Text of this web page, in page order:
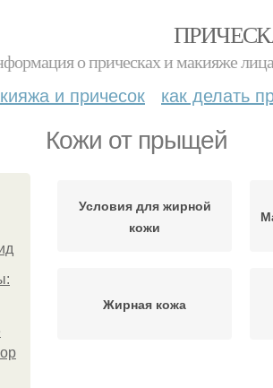
о прическах и макияже
и причесок как делать
Кожи от прыщей
Условия для жирной
кожи
Жирная кожа